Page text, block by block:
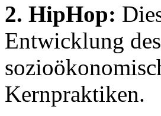
2. HipHop:
Entwicklung
Kernpraktiken.